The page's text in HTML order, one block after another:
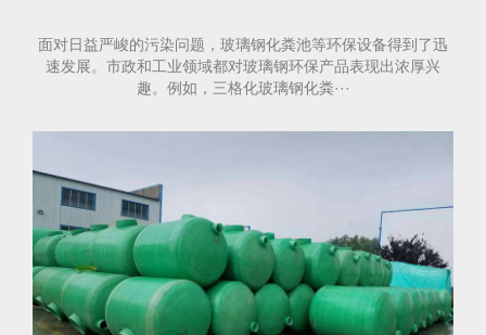
面对日益严峻的污染问题，玻璃钢化粪池等环保设备得到了迅
速发展。市政和工业领域都对玻璃钢环保产品表现出浓厚兴
趣。例如，三格化玻璃钢化粪···